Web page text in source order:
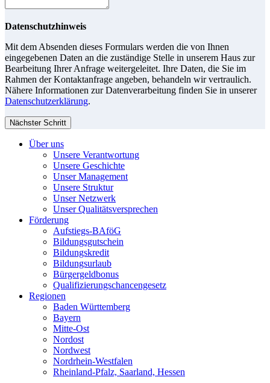
Datenschutzhinweis
Mit dem Absenden dieses Formulars werden die von Ihnen
eingegebenen Daten an die zuständige Stelle in unserem Haus zur
Bearbeitung Ihrer Anfrage weitergeleitet. Ihre Daten, die Sie im
Rahmen der Kontaktanfrage angeben, behandeln wir vertraulich.
Nähere Informationen zur Datenverarbeitung finden Sie in unserer
Datenschutzerklärung.
Nächster Schritt
Über uns
Unsere Verantwortung
Unsere Geschichte
Unser Management
Unsere Struktur
Unser Netzwerk
Unser Qualitätsversprechen
Förderung
Aufstiegs-BAföG
Bildungsgutschein
Bildungskredit
Bildungsurlaub
Bürgergeldbonus
Qualifizierungschancengesetz
Regionen
Baden Württemberg
Bayern
Mitte-Ost
Nordost
Nordwest
Nordrhein-Westfalen
Rheinland-Pfalz, Saarland, Hessen